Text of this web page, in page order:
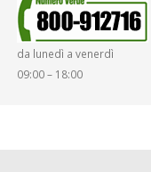
da lunedì a venerdì
09:00 – 18:00